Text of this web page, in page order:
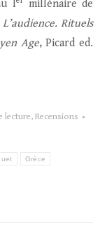
I
millénaire de
L’audience. Rituels
Age, Picard ed.
lecture, Recensions
Grèce